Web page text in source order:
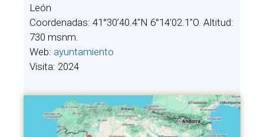
León
Coordenadas: 41°30’40.4″N 6°14’02.1″O. Altitud:
730 msnm.
Web: ayuntamiento
Visita: 2024